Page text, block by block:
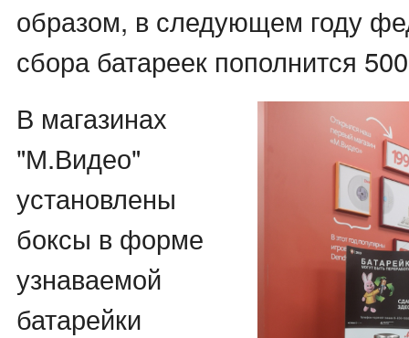
образом, в следующем году
сбора батареек пополнится
В магазинах
"М.Видео"
установлены
боксы в форме
узнаваемой
батарейки